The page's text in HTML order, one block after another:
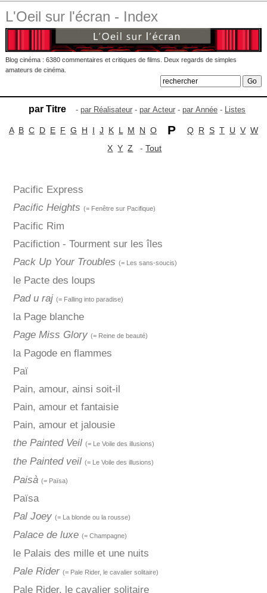
L'Oeil sur l'écran - Index
Blog cinéma : 6380 commentaires et critiques de films. Deux regards de simples
amateurs de cinéma.
par Titre - par Réalisateur- par Acteur- par Année- Listes
A B C D E F G H I J K L M N O P Q R S T U V W
X Y Z -Tout
Pacific Express
Pacific Heights (= Fenêtre sur Pacifique)
Pacific Rim
Pacifiction - Tourment sur les îles
Pack Up Your Troubles (= Les sans-soucis)
le Pacte des loups
Pad u raj (= Falling into paradise)
la Page blanche
Page Miss Glory (= Reine de beauté)
la Pagode en flammes
Paï
Pain, amour, ainsi soit-il
Pain, amour et fantaisie
Pain, amour et jalousie
the Painted Veil (= Le Voile des illusions)
the Painted veil (= Le Voile des illusions)
Paisà (= Païsa)
Païsa
Pal Joey (= La blonde ou la rousse)
Palace de luxe (= Champagne)
le Palais des mille et une nuits
Pale Rider (= Pale Rider, le cavalier solitaire)
Pale Rider, le cavalier solitaire